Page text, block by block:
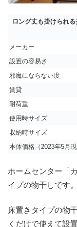
ロング丈も掛けられ
メーカー
設置の容易さ
邪魔にならない度
賃貸
耐荷重
使用時サイズ
収納時サイズ
本体価格（2023年5月現
ホームセンター「
イプの物干しです。
床置きタイプの物
くだけで使えて設